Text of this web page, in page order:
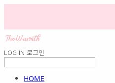
LOG IN 로그인
HOME